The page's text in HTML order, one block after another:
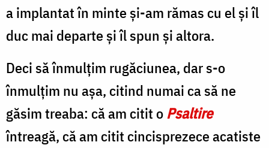
a implantat în minte şi-am rămas cu el şi îl
duc mai departe şi îl spun şi altora.
Deci să înmulţim rugăciunea, dar s-o
înmulţim nu aşa, citind numai ca să ne
găsim treaba: că am citit oPsaltire
întreagă, că am citit cincisprezece acatiste